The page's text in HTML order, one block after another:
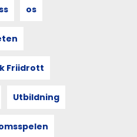
os
Friidrott
Utbildning